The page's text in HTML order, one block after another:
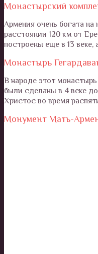
Монастырский
Армения очень богата
расстоянии 120 км от
построены еще в 13
Монастырь
В народе этот
были сделаны в 4 веке
Христос во время
Монумент Мать-